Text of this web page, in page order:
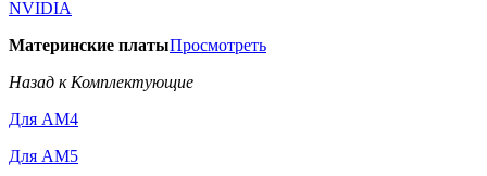
NVIDIA
Материнские платыПросмотреть
Назад к Комплектующие
Для AM4
Для AM5